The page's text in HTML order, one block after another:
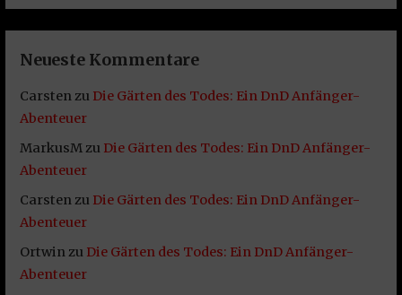
Neueste Kommentare
Carstenzu Die Gärten des Todes: Ein DnD Anfänger-
Abenteuer
MarkusMzu Die Gärten des Todes: Ein DnD Anfänger-
Abenteuer
Carstenzu Die Gärten des Todes: Ein DnD Anfänger-
Abenteuer
Ortwinzu Die Gärten des Todes: Ein DnD Anfänger-
Abenteuer